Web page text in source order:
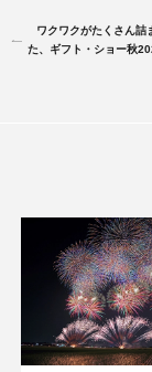
ワクワクがたくさん詰
た、ギフト・ショー秋